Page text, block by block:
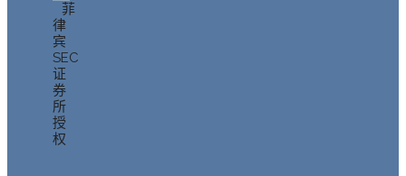
菲
律
宾
SEC
证
券
所
授
权